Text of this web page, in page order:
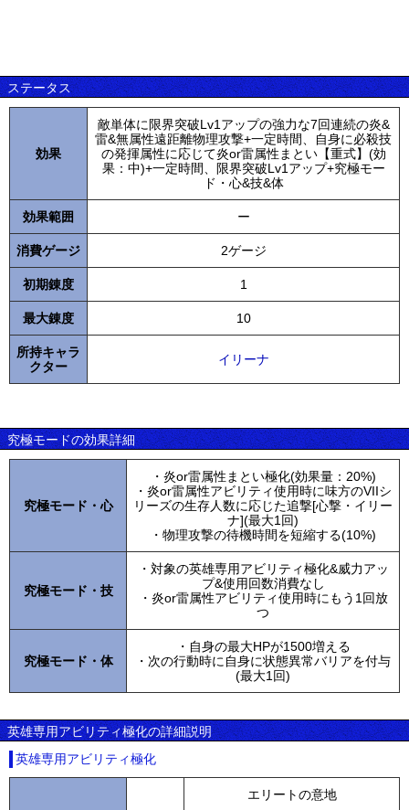
ステータス
効果
敵単体に限界突破Lv1アップの強力な7回連続の炎&
雷&無属性遠距離物理攻撃+一定時間、自身に必殺技
の発揮属性に応じて炎or雷属性まとい【重式】(効
果：中)+一定時間、限界突破Lv1アップ+究極モー
ド・心&技&体
効果範囲 ー
消費ゲージ 2ゲージ
初期錬度 1
最大錬度 10
所持キャラ
クター
イリーナ
究極モードの効果詳細
究極モード・心
・炎or雷属性まとい極化(効果量：20%)
・炎or雷属性アビリティ使用時に味方のVIIシ
リーズの生存人数に応じた追撃[心撃・イリー
ナ](最大1回)
・物理攻撃の待機時間を短縮する(10%)
究極モード・技
・対象の英雄専用アビリティ極化&威力アッ
プ&使用回数消費なし
・炎or雷属性アビリティ使用時にもう1回放
つ
究極モード・体
・自身の最大HPが1500増える
・次の行動時に自身に状態異常バリアを付与
(最大1回)
英雄専用アビリティ極化の詳細説明
英雄専用アビリティ極化
エリートの意地